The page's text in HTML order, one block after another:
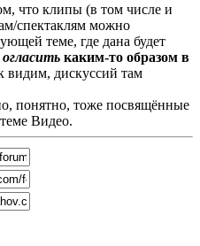
что клипы (в том числе и
спектаклям можно
теме, где дана будет
огласить каким-то образом в
видим, дискуссий там
понятно, тоже посвящённые
Видео.